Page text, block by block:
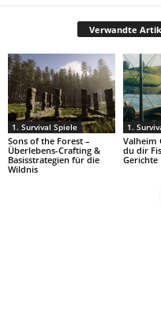
Verwandte
1. Survival Spiele
Sons of the Forest –
Überlebens-Crafting &
Basisstrategien für die
Wildnis
1.
Valheim
du dir
Gerichte